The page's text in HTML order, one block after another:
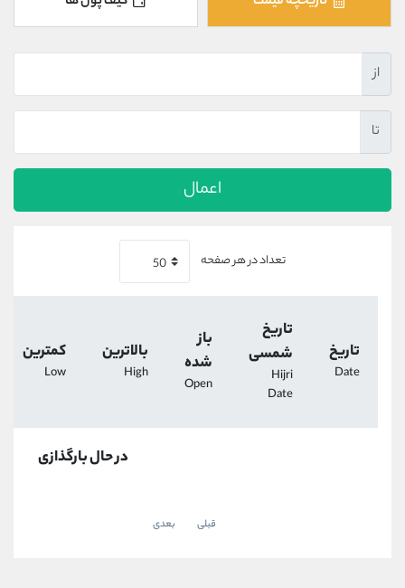
از
تا
اعمال
تعداد در هر صفحه
تاریخ
Date
تاریخ
شمسی
Hijri
Date
باز
شده
Open
بالاترین
High
کمترین
Low
در حال بارگذازی
قبلی بعدی
@alirezamehrabi_official